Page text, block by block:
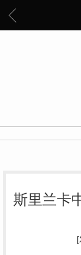
斯里兰卡